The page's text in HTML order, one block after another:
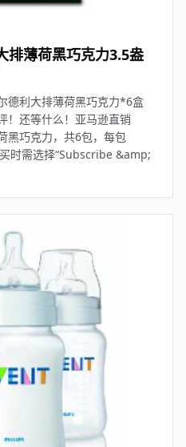
薄荷黑巧克力3.5盎
德利大排薄荷黑巧克力*6盒
！还等什么！亚马逊直销
黑巧克力，共6包，每包
时需选择“Subscribe &amp;